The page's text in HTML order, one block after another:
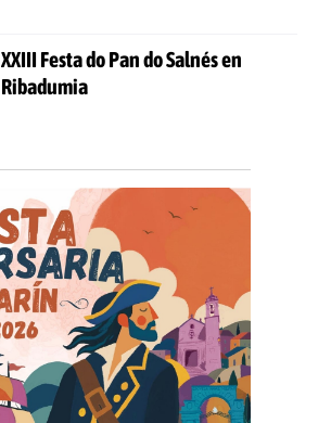
XXIII Festa do Pan do Salnés en
Ribadumia